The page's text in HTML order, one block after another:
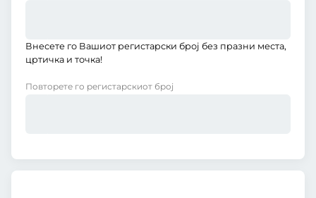
Внесете го Вашиот регистарски број без празни места,
цртичка и точка!
Повторете го регистарскиот број